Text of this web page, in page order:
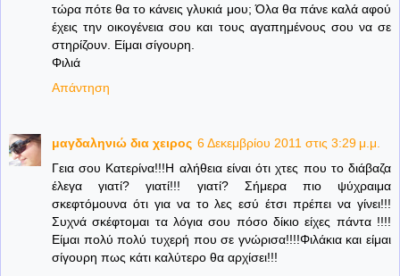
τώρα πότε θα το κάνεις γλυκιά μου; Όλα θα πάνε καλά αφού
έχεις την οικογένεια σου και τους αγαπημένους σου να σε
στηρίζουν. Είμαι σίγουρη.
Φιλιά
Απάντηση
μαγδαληνιώ δια χειρος 6 Δεκεμβρίου 2011 στις 3:29 μ.μ.
Γεια σου Κατερίνα!!!Η αλήθεια είναι ότι χτες που το διάβαζα
έλεγα γιατί? γιατί!!! γιατί? Σήμερα πιο ψύχραιμα
σκεφτόμουνα ότι για να το λες εσύ έτσι πρέπει να γίνει!!!
Συχνά σκέφτομαι τα λόγια σου πόσο δίκιο είχες πάντα !!!!
Είμαι πολύ πολύ τυχερή που σε γνώρισα!!!!Φιλάκια και είμαι
σίγουρη πως κάτι καλύτερο θα αρχίσει!!!